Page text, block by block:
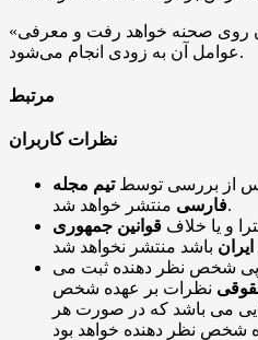
«آه از تَن برخواسته»‌ در تهران روی صحنه خواهد رفت و معرفی
عوامل آن به زودی انجام می‌شود.
مرتبط
نظرات کاربران
پس از بررسی توسطتیم مجله
فارسیمنتشر خواهد شد.
و یا خلاف قوانین جمهوری
پی شخص نظر دهنده ثبت می
نظرات بر عهده شخص
می باشد که در صورت هر